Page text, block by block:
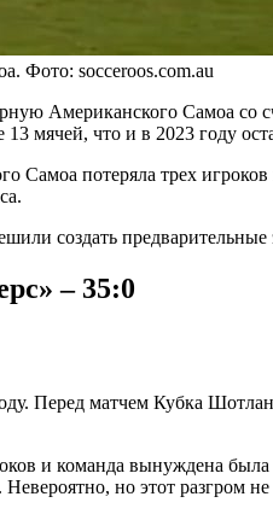
Фото: socceroos.com.au
Американского Самоа
мячей, что и в 2023 году
Самоа потеряла трех
создать
– 35:0
Перед матчем Кубка
и команда вынуждена
Невероятно, но этот разгром